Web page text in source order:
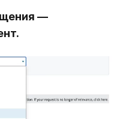
—